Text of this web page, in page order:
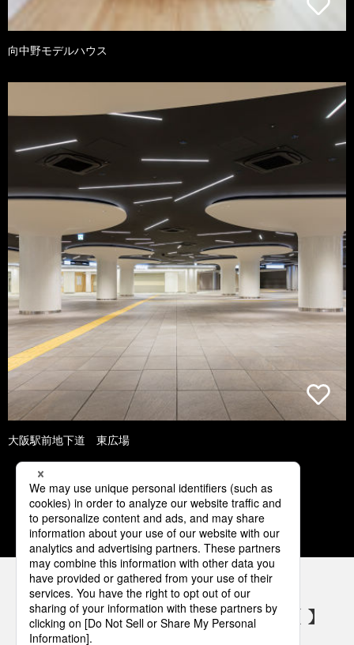
向中野モデルハウス
大阪駅前地下道 東広場
1 2 3 4 5
パナソニックの電気設備 SNSアカウント